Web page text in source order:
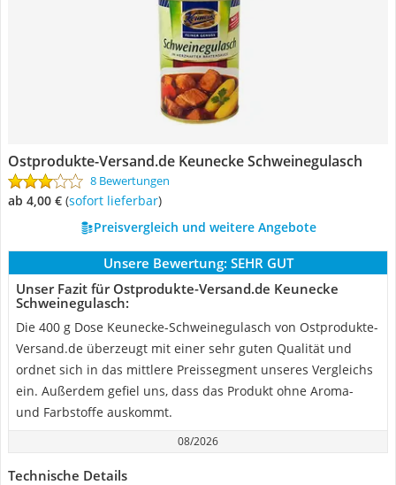
Ostprodukte-Versand.de Keunecke Schweinegulasch
8 Bewertungen
ab 4,00 € ( Sofort lieferbar)
Preisvergleich und weitere Angebote
Unsere Bewertung: SEHR GUT
Unser Fazit für Ostprodukte-Versand.de Keunecke
Schweinegulasch:
Die 400 g Dose Keunecke-Schweinegulasch von Ostprodukte-
Versand.de überzeugt mit einer sehr guten Qualität und
ordnet sich in das mittlere Preissegment unseres Vergleichs
ein. Außerdem gefiel uns, dass das Produkt ohne Aroma-
und Farbstoffe auskommt.
08/2026
Technische Details